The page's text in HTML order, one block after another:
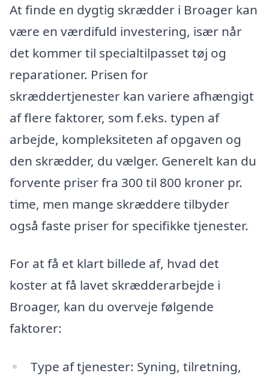
At finde en dygtig skrædder i Broager kan
være en værdifuld investering, især når
det kommer til specialtilpasset tøj og
reparationer. Prisen for
skræddertjenester kan variere afhængigt
af flere faktorer, som f.eks. typen af
arbejde, kompleksiteten af opgaven og
den skrædder, du vælger. Generelt kan du
forvente priser fra 300 til 800 kroner pr.
time, men mange skræddere tilbyder
også faste priser for specifikke tjenester.
For at få et klart billede af, hvad det
koster at få lavet skrædderarbejde i
Broager, kan du overveje følgende
faktorer:
Type af tjenester: Syning, tilretning,